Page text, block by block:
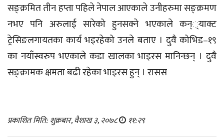
सङ्क्रमित तीन हप्ता पहिले नेपाल आएकाले उनीहरुमा सङ्क्रमण
नभए पनि अरुलाई सारेको हुनसक्ने भएकाले कन््याक्ट
ट्रेसिङलगायतका कार्य भइरहेको उनले बताए । दुवै कोभिड–१९
का नयाँस्वरुप भएकाले कडा खालका भाइरस मानिन्छन् । दुवै
सङ्क्रामक क्षमता बढी रहेका भाइरस हुन् । रासस
प्रकाशित मिति: शुक्रबार, वैशाख ३, २०७८ ११:२९